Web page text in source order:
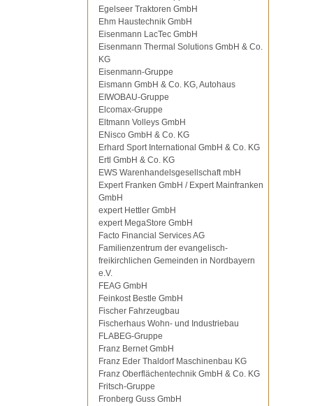
Egelseer Traktoren GmbH
Ehm Haustechnik GmbH
Eisenmann LacTec GmbH
Eisenmann Thermal Solutions GmbH & Co.
KG
Eisenmann-Gruppe
Eismann GmbH & Co. KG, Autohaus
EIWOBAU-Gruppe
Elcomax-Gruppe
Eltmann Volleys GmbH
ENisco GmbH & Co. KG
Erhard Sport International GmbH & Co. KG
Ertl GmbH & Co. KG
EWS Warenhandelsgesellschaft mbH
Expert Franken GmbH / Expert Mainfranken
GmbH
expert Hettler GmbH
expert MegaStore GmbH
Facto Financial Services AG
Familienzentrum der evangelisch-
freikirchlichen Gemeinden in Nordbayern
e.V.
FEAG GmbH
Feinkost Bestle GmbH
Fischer Fahrzeugbau
Fischerhaus Wohn- und Industriebau
FLABEG-Gruppe
Franz Bernet GmbH
Franz Eder Thaldorf Maschinenbau KG
Franz Oberflächentechnik GmbH & Co. KG
Fritsch-Gruppe
Fronberg Guss GmbH